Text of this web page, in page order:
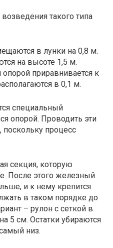
такого типа
в лунки на 0,8 м.
на высоте 1,5 м.
приравнивается к
в 0,1 м.
специальный
опорой. Проводить эти
процесс
секция, которую
После этого железный
и к нему крепится
в таком порядке до
– рулон с сеткой в
5 см. Остатки убираются
низ.